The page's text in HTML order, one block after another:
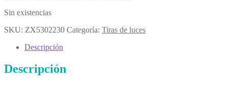
Sin existencias
SKU: ZX5302230 Categoría: Tiras de luces
Descripción
Descripción